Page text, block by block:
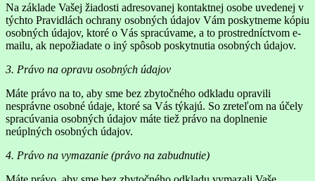
Na základe Vašej žiadosti adresovanej kontaktnej osobe uvedenej v
týchto Pravidlách ochrany osobných údajov Vám poskytneme kópiu
osobných údajov, ktoré o Vás spracúvame, a to prostredníctvom e-
mailu, ak nepožiadate o iný spôsob poskytnutia osobných údajov.
3. Právo na opravu osobných údajov
Máte právo na to, aby sme bez zbytočného odkladu opravili
nesprávne osobné údaje, ktoré sa Vás týkajú. So zreteľom na účely
spracúvania osobných údajov máte tiež právo na doplnenie
neúplných osobných údajov.
4. Právo na vymazanie (právo na zabudnutie)